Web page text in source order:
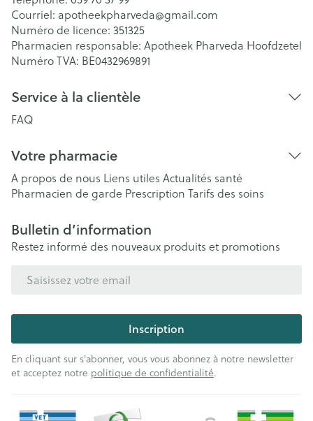
Courriel: apotheekpharveda@gmail.com
Numéro de licence: 351325
Pharmacien responsable: Apotheek Pharveda Hoofdzetel
Numéro TVA: BE0432969891
Service à la clientèle
FAQ
Votre pharmacie
A propos de nous Liens utiles Actualités santé
Pharmacien de garde Prescription Tarifs des soins
Bulletin d’information
Restez informé des nouveaux produits et promotions
Inscription
En cliquant sur s'abonner, vous vous abonnez à notre newsletter
et acceptez notre politique de confidentialité.